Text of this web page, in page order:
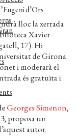
d’Ors
lloc la xerrada
Xavier
17). Hi
de Girona
i moderarà el
és gratuïta i
Georges Simenon,
proposa un
autor.